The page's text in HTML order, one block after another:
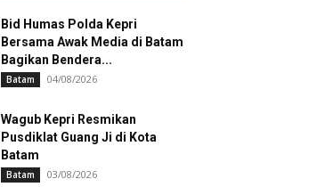
Bid Humas Polda Kepri
Bersama Awak Media di Batam
Bagikan Bendera...
Batam 04/08/2026
Wagub Kepri Resmikan
Pusdiklat Guang Ji di Kota
Batam
Batam 03/08/2026